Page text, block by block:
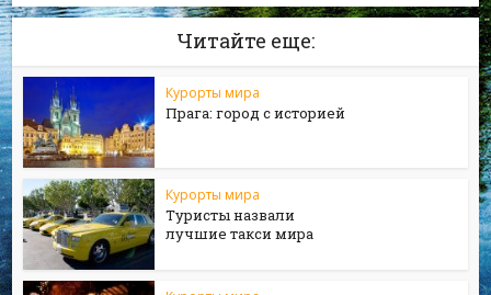
Читайте еще:
Курорты мира
Прага: город с историей
Курорты мира
Туристы назвали
лучшие такси мира